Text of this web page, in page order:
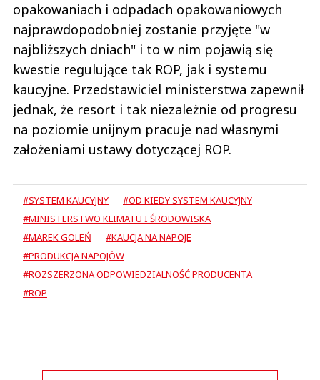
opakowaniach i odpadach opakowaniowych
najprawdopodobniej zostanie przyjęte "w
najbliższych dniach" i to w nim pojawią się
kwestie regulujące tak ROP, jak i systemu
kaucyjne. Przedstawiciel ministerstwa zapewnił
jednak, że resort i tak niezależnie od progresu
na poziomie unijnym pracuje nad własnymi
założeniami ustawy dotyczącej ROP.
#SYSTEM KAUCYJNY
#OD KIEDY SYSTEM KAUCYJNY
#MINISTERSTWO KLIMATU I ŚRODOWISKA
#MAREK GOLEŃ
#KAUCJA NA NAPOJE
#PRODUKCJA NAPOJÓW
#ROZSZERZONA ODPOWIEDZIALNOŚĆ PRODUCENTA
#ROP